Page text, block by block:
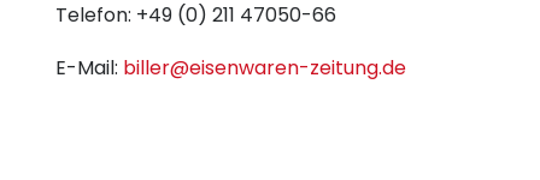
Telefon: +49 (0) 211 47050-66
E-Mail: biller@eisenwaren-zeitung.de